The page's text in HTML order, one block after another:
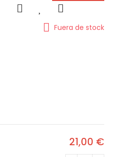
Fuera de stock
21,00 €